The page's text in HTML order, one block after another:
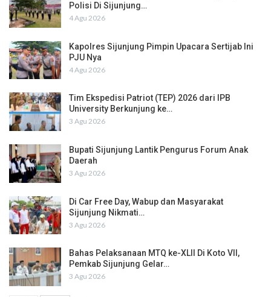
Polisi Di Sijunjung…
4 Agu 2026
Kapolres Sijunjung Pimpin Upacara Sertijab Ini
PJU Nya
4 Agu 2026
Tim Ekspedisi Patriot (TEP) 2026 dari IPB
University Berkunjung ke…
3 Agu 2026
Bupati Sijunjung Lantik Pengurus Forum Anak
Daerah
3 Agu 2026
Di Car Free Day, Wabup dan Masyarakat
Sijunjung Nikmati…
3 Agu 2026
Bahas Pelaksanaan MTQ ke-XLII Di Koto VII,
Pemkab Sijunjung Gelar…
3 Agu 2026